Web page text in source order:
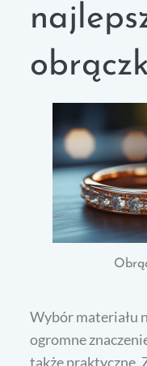
Wybór materiału
ogromne
także praktyczne.